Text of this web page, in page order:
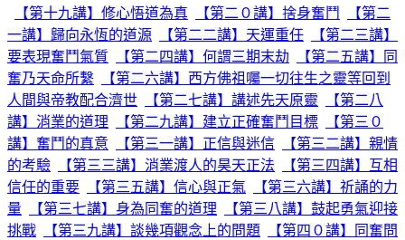
【第十九講】修心悟道為真
【第二０講】捨身奮鬥
【第二
一講】歸向永恆的道源
【第二二講】天運重任
【第二三講】
要表現奮鬥氣質
【第二四講】何謂三期末劫
【第二五講】同
奮乃天命所繫
【第二六講】西方佛祖囑一切往生之靈等回到
人間與帝教配合濟世
【第二七講】講述先天原靈
【第二八
講】消業的道理
【第二九講】建立正確奮鬥目標
【第三０
講】奮鬥的真意
【第三一講】正信與迷信
【第三二講】親情
的考驗
【第三三講】消業渡人的昊天正法
【第三四講】互相
信任的重要
【第三五講】信心與正氣
【第三六講】祈誦的力
量
【第三七講】身為同奮的道理
【第三八講】鼓起勇氣迎接
挑戰
【第三九講】談幾項觀念上的問題
【第四０講】同奮問